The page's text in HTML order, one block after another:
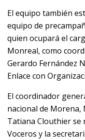
El equipo también
equipo de
quien ocupará el
Monreal, como
Gerardo Fernández
Enlace con
El coordinador
nacional de
Tatiana Clouthier se
Voceros y la